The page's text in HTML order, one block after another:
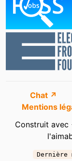
Chat ↗
Mentions
Construit avec